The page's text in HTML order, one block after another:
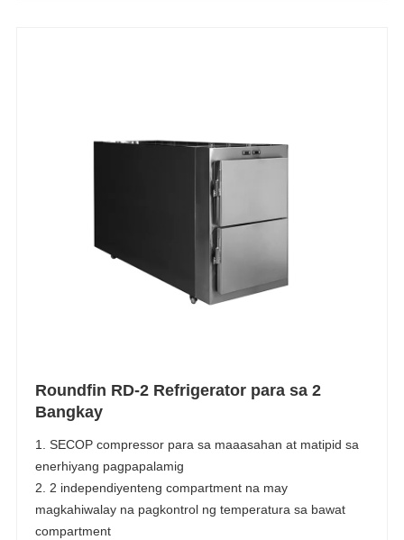
Roundfin RD-2 Refrigerator para sa 2
Bangkay
1. SECOP compressor para sa maaasahan at matipid sa
enerhiyang pagpapalamig
2. 2 independiyenteng compartment na may
magkahiwalay na pagkontrol ng temperatura sa bawat
compartment